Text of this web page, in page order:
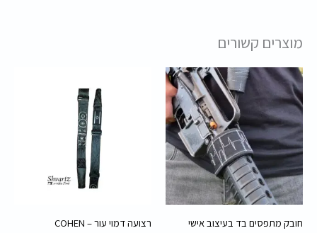
מוצרים קשורים
חובק מתפסים בד בעיצוב אישי רצועה דמוי עור – COHEN